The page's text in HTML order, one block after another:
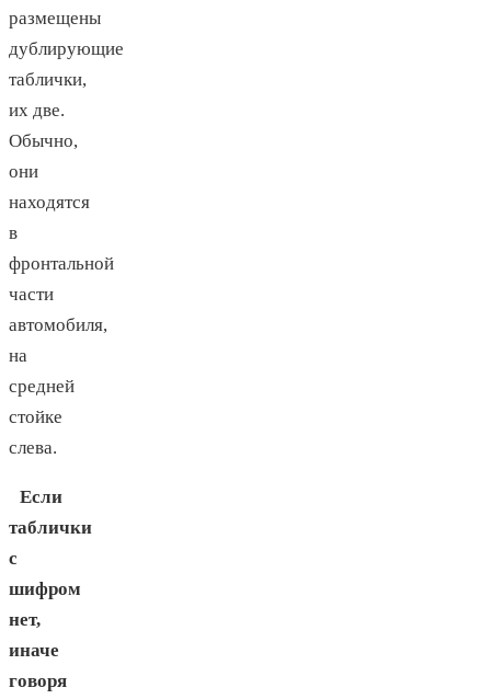
размещены
дублирующие
таблички,
их две.
Обычно,
они
находятся
в
фронтальной
части
автомобиля,
на
средней
стойке
слева.
Если
таблички
с
шифром
нет,
иначе
говоря